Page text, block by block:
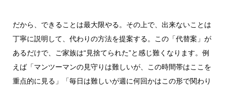
だから、できることは最大限やる。その上で、出来ないことは
丁寧に説明して、代わりの方法を提案する。この「代替案」が
あるだけで、ご家族は“見捨てられた”と感じ難くなります。例
えば「マンツーマンの見守りは難しいが、この時間帯はここを
重点的に見る」「毎日は難しいが週に何回かはこの形で関わり